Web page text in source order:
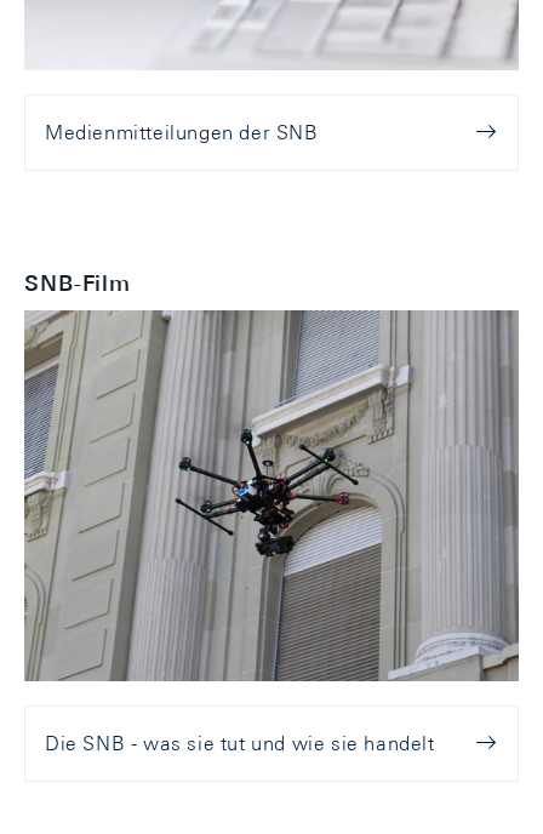
Medienmitteilungen der SNB
SNB-Film
Die SNB - was sie tut und wie sie handelt